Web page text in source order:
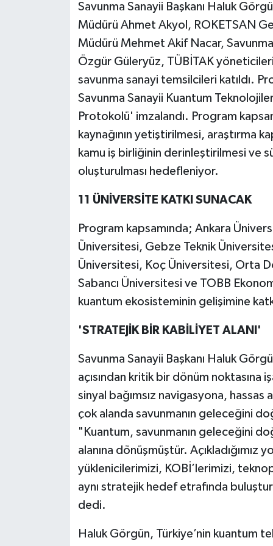
Savunma Sanayii Başkanı Haluk
Müdürü Ahmet Akyol, ROKETSAN
Müdürü Mehmet Akif Nacar,
Özgür Güleryüz, TÜBİTAK
savunma sanayi temsilcileri katıldı.
Savunma Sanayii Kuantum
Protokolü' imzalandı. Program
kaynağının yetiştirilmesi, araştırma
kamu iş birliğinin derinleştirilmesi ve
oluşturulması hedefleniyor.
11 ÜNİVERSİTE KATKI SUNACAK
Program kapsamında; Ankara
Üniversitesi, Gebze Teknik
Üniversitesi, Koç Üniversitesi, Orta
Sabancı Üniversitesi ve TOBB
kuantum ekosisteminin gelişimine
'STRATEJİK BİR KABİLİYET ALANI'
Savunma Sanayii Başkanı Haluk
açısından kritik bir dönüm
sinyal bağımsız navigasyona,
çok alanda savunmanın geleceğini
"Kuantum, savunmanın geleceğini
alanına dönüşmüştür. Açıkladığımız
yüklenicilerimizi, KOBİ’lerimizi,
aynı stratejik hedef etrafında
dedi.
Haluk Görgün, Türkiye’nin kuantum